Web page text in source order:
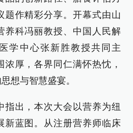
题作精彩分享。开幕式由山
养科冯丽教授、中国人民解
学中心张新胜教授共同主
厚，各界同仁满怀热忱，
想与智慧盛宴。
指出，本次大会以营养为纽
新蓝图。从注册营养师临床